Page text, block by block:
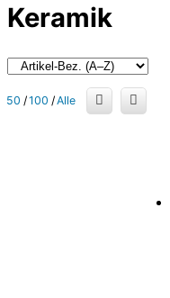
Keramik
50 /100 /Alle